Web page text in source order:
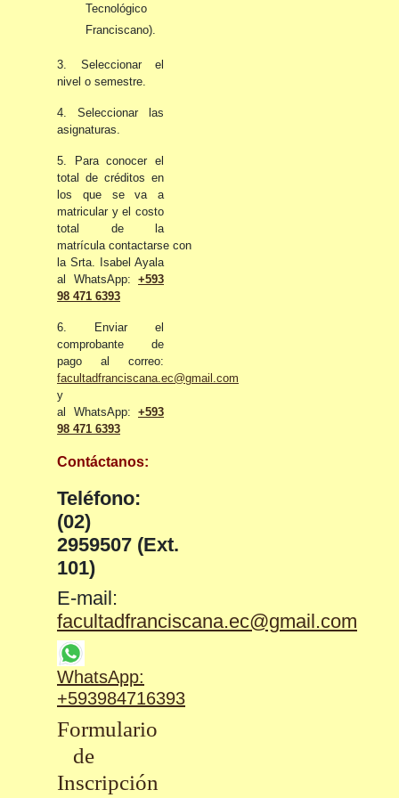
Tecnológico
Franciscano).
3. Seleccionar el
nivel o semestre.
4. Seleccionar las
asignaturas.
5. Para conocer el
total de créditos en
los que se va a
matricular y el costo
total de la
matrícula contactarse con
la Srta. Isabel Ayala
al WhatsApp: +593
98 471 6393
6. Enviar el
comprobante de
pago al correo:
facultadfranciscana.ec@gmail.com
y
al WhatsApp: +593
98 471 6393
Contáctanos:
Teléfono:
(02)
2959507 (Ext.
101)
E-mail:
facultadfranciscana.ec@gmail.com
WhatsApp:
+593984716393
Formulario
de
Inscripción